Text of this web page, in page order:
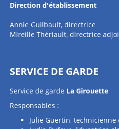
Direction d'établissement
Annie Guilbault, directrice
Mireille Thériault, directrice
SERVICE DE GARDE
Service de garde La Girouette
Responsables :
Julie Guertin, technicienne